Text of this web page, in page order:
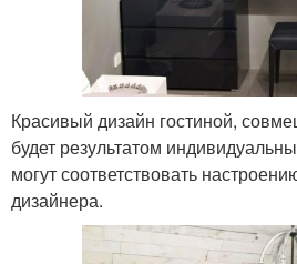
Красивый дизайн гостиной,
будет результатом
могут соответствовать
дизайнера.